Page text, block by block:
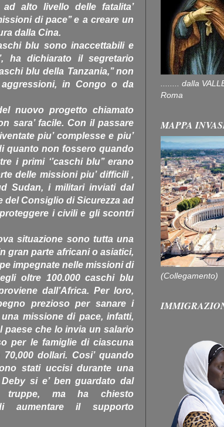
ad alto livello delle fatalita’
di pace’’ e a creare un
dalla Cina.
blu sono inaccettabili e
ha dichiarato il segretario
blu della Tanzania,’’ non
in Congo o da
nuovo progetto chiamato
sara’ facile. Con il passare
piu’ complesse e piu’
quanto non fossero quando
i primi ‘’caschi blu’’ erano
delle missioni piu’ difficili ,
Sudan, i militari inviati dal
del Consiglio di Sicurezza ad
proteggere i civili e gli scontri
situazione sono tutta una
gran parte africani o asiatici,
impegnate nelle missioni di
oltre 100.000 caschi blu
dall’Africa. Per loro,
prezioso per sanare i
missione di pace, infatti,
paese che lo invia un salario
per le famiglie di ciascuna
dollari. Cosi’ quando
stati uccisi durante una
si e’ ben guardato dal
ma ha chiesto
di aumentare il supporto
........ dalla
Roma
MAPPA
(Collegamento)